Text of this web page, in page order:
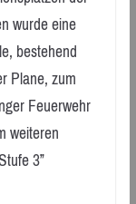
wurde eine
bestehend
Plane, zum
Feuerwehr
weiteren
3”